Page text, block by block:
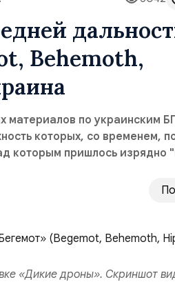
Behemoth,
материалов по украинским
которых, со временем,
которым пришлось изрядно
«Дикие дроны». Скриншот